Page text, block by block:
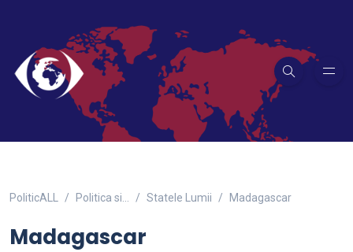
PoliticALL Politica si… Statele Lumii Madagascar
Madagascar